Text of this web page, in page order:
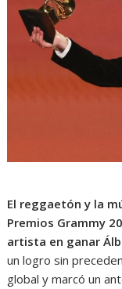
El reggaetón y la
Premios Grammy
artista en ganar
un logro sin
global y marcó un